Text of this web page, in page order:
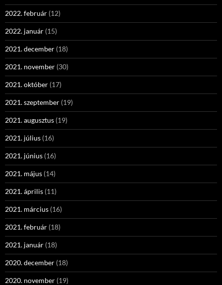
2022. február (12)
2022. január (15)
2021. december (18)
2021. november (30)
2021. október (17)
2021. szeptember (19)
2021. augusztus (19)
2021. július (16)
2021. június (16)
2021. május (14)
2021. április (11)
2021. március (16)
2021. február (18)
2021. január (18)
2020. december (18)
2020. november (19)